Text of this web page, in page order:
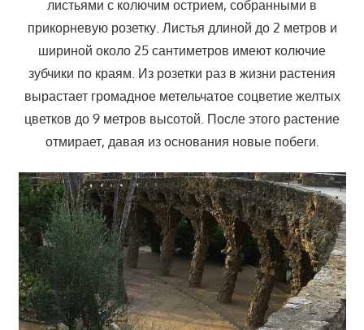
листьями с колючим острием, собранными в
прикорневую розетку. Листья длиной до 2 метров и
шириной около 25 сантиметров имеют колючие
зубчики по краям. Из розетки раз в жизни растения
вырастает громадное метельчатое соцветие желтых
цветков до 9 метров высотой. После этого растение
отмирает, давая из основания новые побеги.